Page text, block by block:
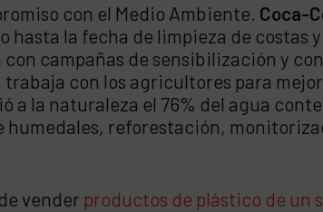
con el Medio Ambiente. Coca-
hasta la fecha de limpieza de costas
campañas de sensibilización y
con los agricultores para
a la naturaleza el 76% del agua
reforestación,
vender productos de plástico de un